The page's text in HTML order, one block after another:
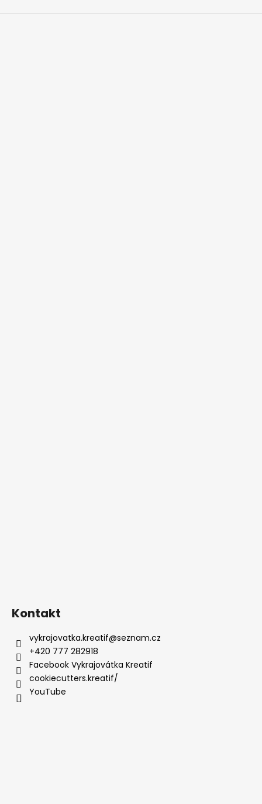
Kontakt
vykrajovatka.kreatif@seznam.cz
+420 777 282918
Facebook Vykrajovátka Kreatif
cookiecutters.kreatif/
YouTube